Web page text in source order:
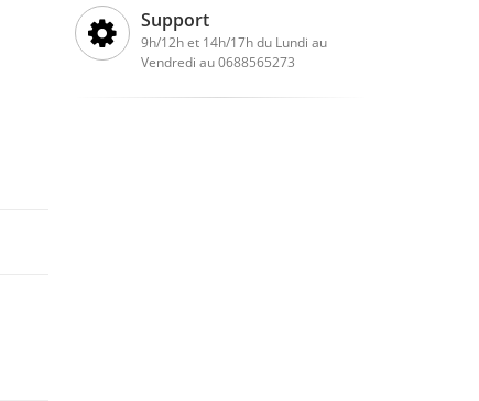
Support
9h/12h et 14h/17h du Lundi au
Vendredi au 0688565273